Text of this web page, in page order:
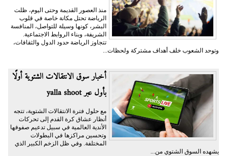
منذ العصور القديمة وحتى اليوم، ظلت
الرياضة تحتل مكانة خاصة في قلوب
البشر، كونها وسيلة للتواصل، المنافسة
الشريفة، وبناء الروابط الاجتماعية.
تتجاوز الرياضة حدود الدول والثقافات،
وتوحد الشعوب خلف أهداف مشتركة ولحظات...
أخبار سوق الانتقالات الشتوية أولًا
بأول عبر yalla shoot
مع حلول فترة الانتقالات الشتوية، تتجه
أنظار عشاق كرة القدم إلى تحركات
الأندية العالمية في سبيل تدعيم صفوفها
وتحسين مراكزها في البطولات
المختلفة. وفي ظل الزخم الكبير الذي
يشهده السوق الشتوي من...